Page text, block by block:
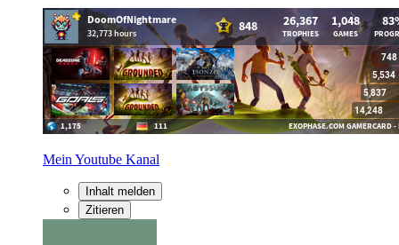
Mein Youtube Kanal
Inhalt melden
Zitieren